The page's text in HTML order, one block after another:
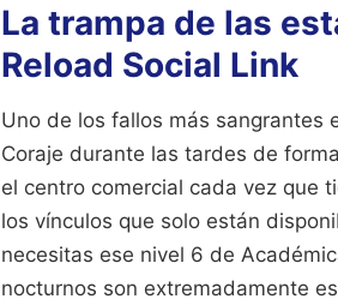
La trampa de las
Reload Social Link
Uno de los fallos más sangrantes
Coraje durante las tardes de
el centro comercial cada vez que
los vínculos que solo están
necesitas ese nivel 6 de
nocturnos son extremadamente